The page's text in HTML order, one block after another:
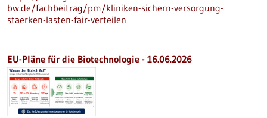
bw.de/fachbeitrag/pm/kliniken-sichern-versorgung-
staerken-lasten-fair-verteilen
EU-Pläne für die Biotechnologie - 16.06.2026